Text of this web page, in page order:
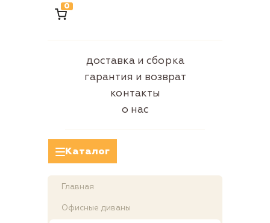
0
доставка и сборка
гарантия и возврат
контакты
о нас
Каталог
Главная
Офисные диваны